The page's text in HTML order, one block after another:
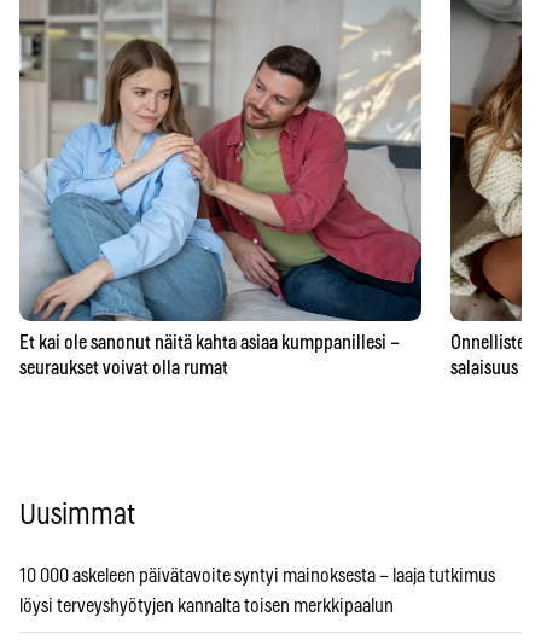
Et kai ole sanonut näitä kahta asiaa kumppanillesi –
seuraukset voivat olla rumat
Onnellisten
salaisuus –
Uusimmat
10 000 askeleen päivätavoite syntyi mainoksesta – laaja tutkimus
löysi terveyshyötyjen kannalta toisen merkkipaalun